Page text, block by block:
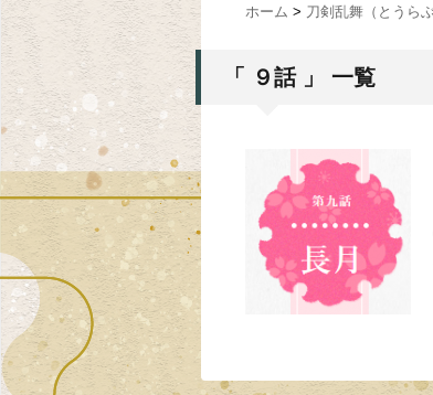
ホーム > 刀剣乱舞（とうら
「 ９話 」 一覧